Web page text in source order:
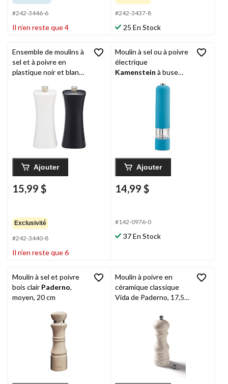
#242-3446-6
Il n’en reste que 4
#242-3437-8
25 En Stock
Ensemble de moulins à
sel et à poivre en
plastique noir et blanc
Ajouter
15,99 $
Exclusivité
#242-3440-8
Il n’en reste que 6
Moulin à sel ou à poivre
électrique
Kamenstein à buse
réglable, choix de
Ajouter
14,99 $
#142-0976-0
37 En Stock
Moulin à sel et poivre
bois clair Paderno,
moyen, 20 cm
Moulin à poivre en
céramique classique
Vida de Paderno, 17,5